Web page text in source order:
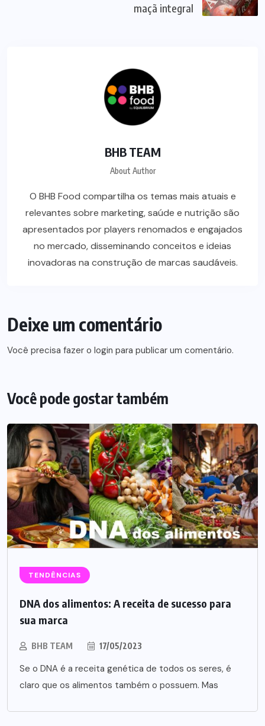
maçã integral
BHB TEAM
About Author
O BHB Food compartilha os temas mais atuais e
relevantes sobre marketing, saúde e nutrição são
apresentados por players renomados e engajados
no mercado, disseminando conceitos e ideias
inovadoras na construção de marcas saudáveis.
Deixe um comentário
Você precisa fazer o login para publicar um comentário.
Você pode gostar também
TENDÊNCIAS
DNA dos alimentos: A receita de sucesso para
sua marca
BHB TEAM 17/05/2023
Se o DNA é a receita genética de todos os seres, é
claro que os alimentos também o possuem. Mas